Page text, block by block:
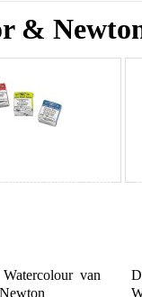
&
napjes serie
van